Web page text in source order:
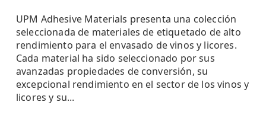
UPM Adhesive Materials presenta una colección
seleccionada de materiales de etiquetado de alto
rendimiento para el envasado de vinos y licores.
Cada material ha sido seleccionado por sus
avanzadas propiedades de conversión, su
excepcional rendimiento en el sector de los vinos y
licores y su...